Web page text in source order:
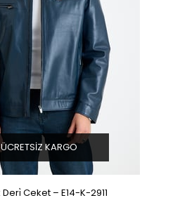
Reguler Erkek Deri̇ Ceket – E14-K-2911
ÜCRETSIZ KARGO